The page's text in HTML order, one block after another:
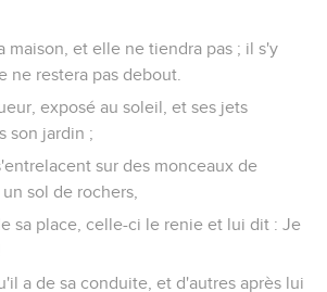
maison, et elle ne tiendra pas ; il s'y
ne restera pas debout.
exposé au soleil, et ses jets
son jardin ;
sur des monceaux de
sol de rochers,
sa place, celle-ci le renie et lui dit : Je
a de sa conduite, et d'autres après lui